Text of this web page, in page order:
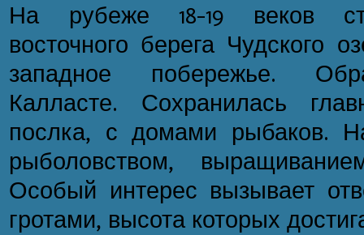
На рубеже 18-19 веков
восточного берега Чудского
западное побережье.
Калласте. Сохранилась
послка, с домами рыбаков.
рыболовством,
Особый интерес вызывает
гротами, высота которых